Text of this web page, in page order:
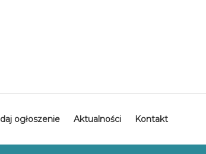
ogłoszenie Aktualności Kontakt